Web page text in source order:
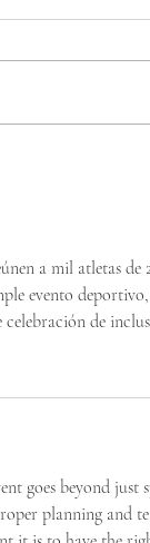
a mil atletas
evento
celebración de
goes beyond just
planning and